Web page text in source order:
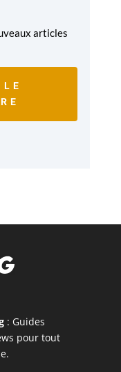
articles
: Guides
pour tout